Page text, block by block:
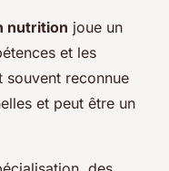
nutrition joue un
et les
souvent reconnue
et peut être un